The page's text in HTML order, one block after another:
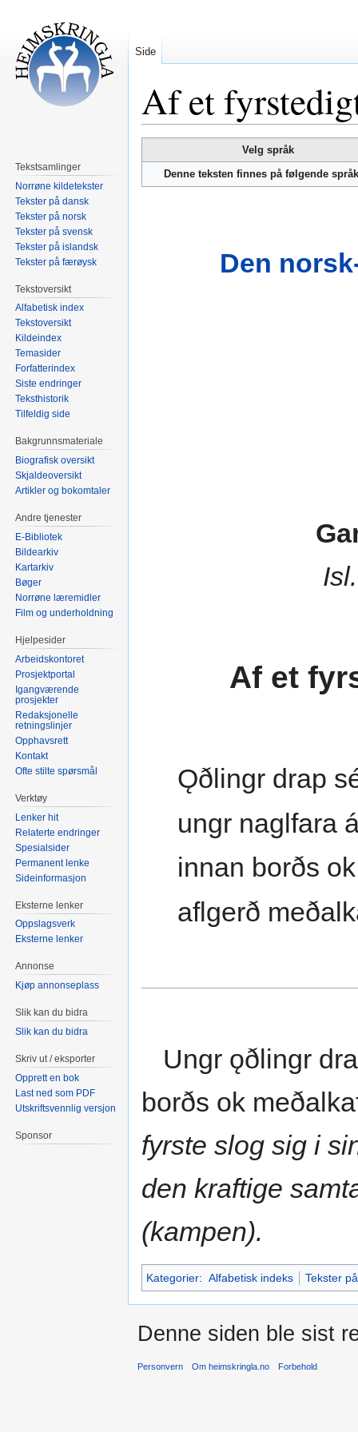
Af et
til
navigering
til
Velg språk
Denne teksten finnes på følgende
Den
Af et
Ǫðlingr drap
ungr naglfara
innan borðs
aflgerð
Ungr ǫðlingr
borðs ok
fyrste slog sig i
den kraftige
(kampen).
Kategorier: Alfabetisk indeks Tekster
Side
Tekstsamlinger
Norrøne kildetekster
Tekster på dansk
Tekster på norsk
Tekster på svensk
Tekster på islandsk
Tekster på færøysk
Tekstoversikt
Alfabetisk index
Tekstoversikt
Kildeindex
Temasider
Forfatterindex
Siste endringer
Teksthistorik
Tilfeldig side
Bakgrunnsmateriale
Biografisk oversikt
Skjaldeoversikt
Artikler og bokomtaler
Andre tjenester
E-Bibliotek
Bildearkiv
Kartarkiv
Bøger
Norrøne læremidler
Film og underholdning
Hjelpesider
Arbeidskontoret
Prosjektportal
Igangværende
prosjekter
Redaksjonelle
retningslinjer
Opphavsrett
Kontakt
Ofte stilte spørsmål
Verktøy
Lenker hit
Relaterte endringer
Spesialsider
Permanent lenke
Sideinformasjon
Eksterne lenker
Oppslagsverk
Eksterne lenker
Annonse
Kjøp annonseplass
Slik kan du bidra
Slik kan du bidra
Skriv ut / eksporter
Opprett en bok
Last ned som PDF
Utskriftsvennlig versjon
Sponsor
Denne siden ble sist
Personvern Om heimskringla.no Forbehold